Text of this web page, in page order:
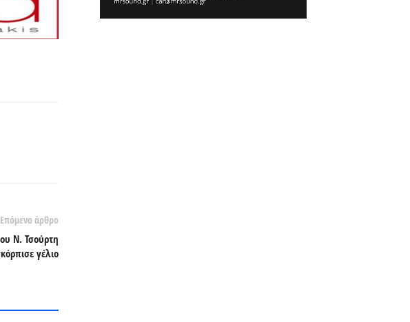
Επόμενο άρθρο
Ν. Τσούρτη
γέλιο